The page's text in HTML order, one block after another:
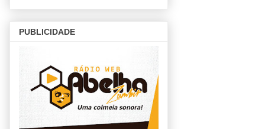
PUBLICIDADE